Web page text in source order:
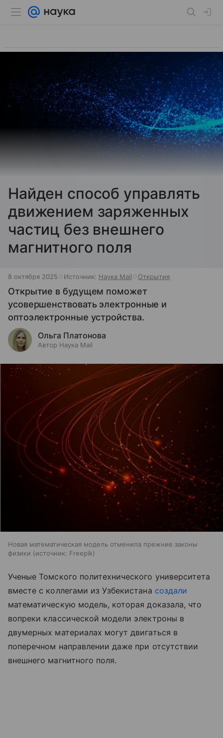
Найден способ управлять
движением заряженных
частиц без внешнего
магнитного поля
8 октября 2025 Источник: Наука Mail Открытия
Открытие в будущем поможет
усовершенствовать электронные и
оптоэлектронные устройства.
Ольга Платонова
Автор Наука Mail
Новая математическая модель отменила прежние законы
физики
источник: Freepik
Ученые Томского политехнического университета
вместе с коллегами из Узбекистана создали
математическую модель, которая доказала, что
вопреки классической модели электроны в
двумерных материалах могут двигаться в
поперечном направлении даже при отсутствии
внешнего магнитного поля.